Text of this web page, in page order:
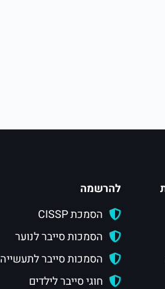
להרשמה
הסמכת CISSP
הסמכות סייבר לנוער
הסמכות סייבר לתעשייה
חוגי סייבר לילדים